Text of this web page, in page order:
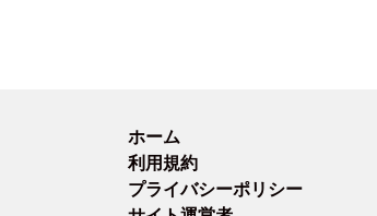
ホーム
利用規約
プライバシーポリシー